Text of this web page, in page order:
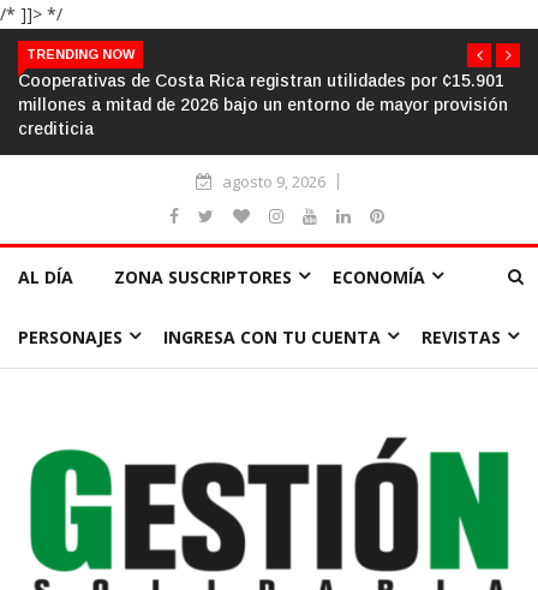
/* ]]> */
TRENDING NOW
registran utilidades por ¢15.901
un entorno de mayor provisión
El aula frente al «sálvese
humanizar la escuela a través
agosto 9, 2026
AL DÍA ZONA SUSCRIPTORES ECONOMÍA
PERSONAJES INGRESA CON TU CUENTA REVISTAS